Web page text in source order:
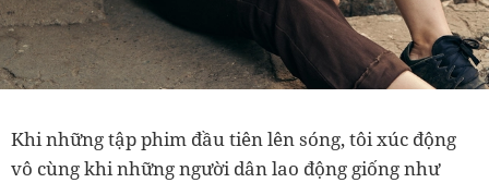
Khi những tập phim đầu tiên lên sóng, tôi xúc động
vô cùng khi những người dân lao động giống như